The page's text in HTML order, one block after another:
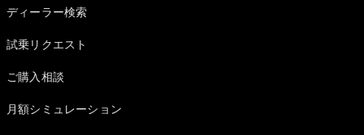
ディーラー検索
試乗リクエスト
ご購入相談
月額シミュレーション